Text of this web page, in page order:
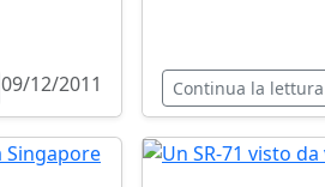
09/12/2011 Continua la lettura